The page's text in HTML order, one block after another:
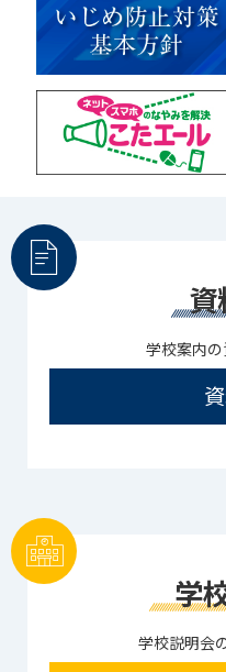
赤門倶楽部
資
学校案内
学
学校説明会